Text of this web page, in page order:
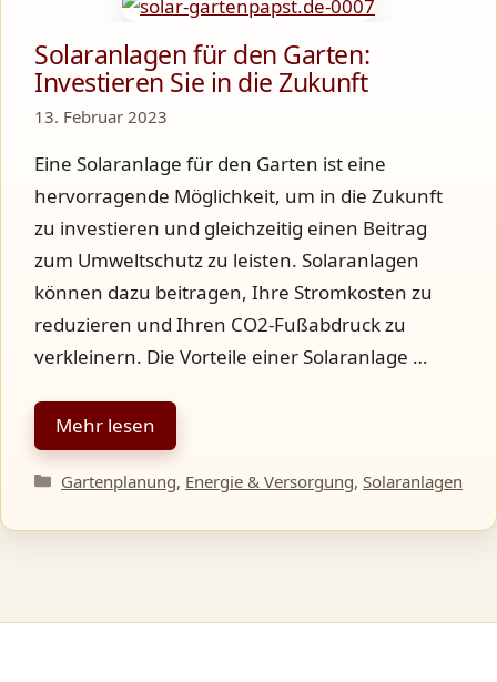
Solaranlagen für den Garten:
Investieren Sie in die Zukunft
13. Februar 2023
Eine Solaranlage für den Garten ist eine
hervorragende Möglichkeit, um in die Zukunft
zu investieren und gleichzeitig einen Beitrag
zum Umweltschutz zu leisten. Solaranlagen
können dazu beitragen, Ihre Stromkosten zu
reduzieren und Ihren CO2-Fußabdruck zu
verkleinern. Die Vorteile einer Solaranlage …
Mehr lesen
Kategorien
Gartenplanung, Energie & Versorgung, Solaranlagen